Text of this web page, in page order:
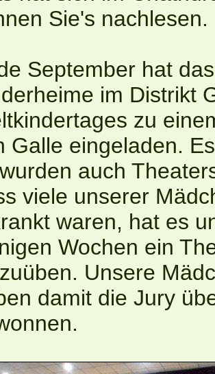
Sie's nachlesen.
September hat
im Distrikt
zu
Galle eingeladen.
auch
viele unserer
waren, hat es
Wochen ein
Unsere
damit die Jury